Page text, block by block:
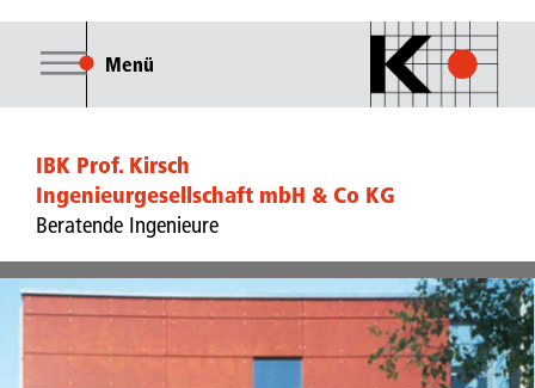
Menü
IBK Prof. Kirsch
Ingenieurgesellschaft mbH & Co KG
Beratende Ingenieure